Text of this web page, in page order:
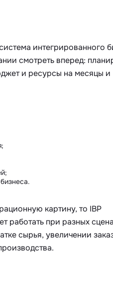
интегрированного
смотреть вперед:
и ресурсы на месяцы и
картину, то IBP
работать при разных
сырья, увеличении